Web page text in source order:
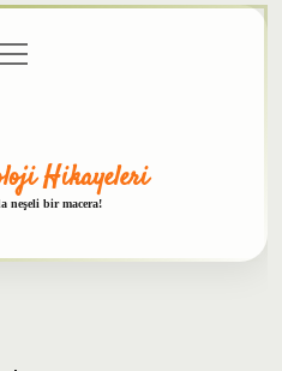
menüyü
aç
Hikayeleri
neşeli bir macera!